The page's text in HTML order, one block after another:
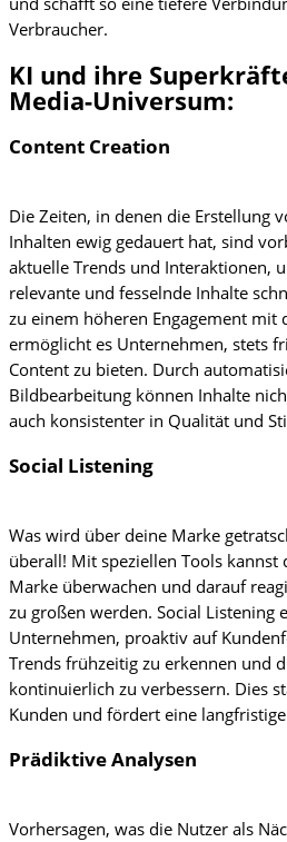
Verbraucher.
KI und ihre
Media-Universum:
Content Creation
Die Zeiten, in denen die Erstellung
Inhalten ewig gedauert hat, sind
aktuelle Trends und Interaktionen,
relevante und fesselnde Inhalte
zu einem höheren Engagement mit
ermöglicht es Unternehmen, stets
Content zu bieten. Durch
Bildbearbeitung können Inhalte
auch konsistenter in Qualität und
Social Listening
Was wird über deine Marke
überall! Mit speziellen Tools
Marke überwachen und darauf
zu großen werden. Social Listening
Unternehmen, proaktiv auf
Trends frühzeitig zu erkennen und
kontinuierlich zu verbessern. Dies
Kunden und fördert eine
Prädiktive Analysen
Vorhersagen, was die Nutzer als